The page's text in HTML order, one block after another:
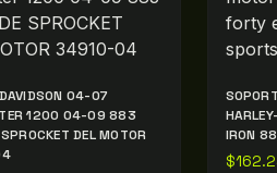
04-07
1200 04-09 883
DEL MOTOR
IRON
$